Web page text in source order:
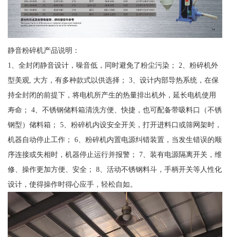
静音粉碎机产品说明：
1、全封闭静音设计，噪音低，同时避免了粉尘污染； 2、粉碎机外
型美观, 大方，有多种款式以供选择； 3、设计内部导热系统，在保
持全封闭的前提下，将电机所产生的热量排出机外，延长电机使用
寿命； 4、不锈钢储料箱清洗方便、快捷，也可配备带吸料口（不锈
钢型）储料箱； 5、粉碎机内设安全开关，打开进料口或筛网架时，
机器自动停止工作； 6、粉碎机内置电源纠错装置，当发生错误的顺
序连接或失相时，机器停止运行并报警； 7、装有电源隔离开关，维
修、操作更加方便、安全； 8、活动不锈钢料斗，手柄开关等人性化
设计，使得操作时得心应手，轻松自如。